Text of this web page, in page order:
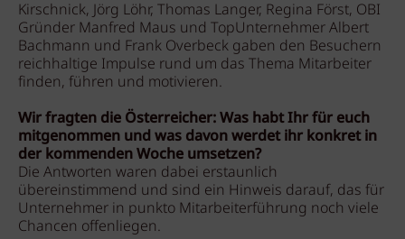
Kirschnick, Jörg Löhr, Thomas Langer, Regina Först, OBI
Gründer Manfred Maus und TopUnternehmer Albert
Bachmann und Frank Overbeck gaben den Besuchern
reichhaltige Impulse rund um das Thema Mitarbeiter
finden, führen und motivieren.
Wir fragten die Österreicher:Was habt Ihr für euch
mitgenommen und was davon werdet ihr konkret in
der kommenden Woche umsetzen?
Die Antworten waren dabei erstaunlich
übereinstimmend und sind ein Hinweis darauf, das für
Unternehmer in punkto Mitarbeiterführung noch viele
Chancen offenliegen.